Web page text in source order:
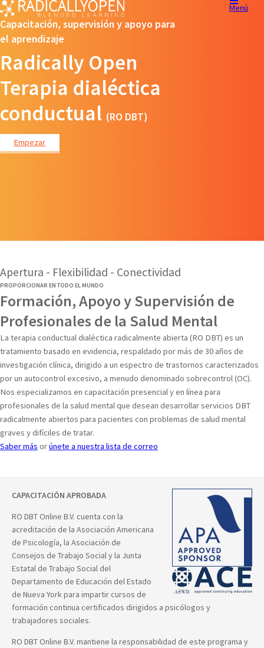
Menú
Capacitación, supervisión y apoyo para
el aprendizaje
Radically Open
Terapia dialéctica
conductual (RO DBT)
Empezar
Apertura - Flexibilidad - Conectividad
PROPORCIONAR EN TODO EL MUNDO
Formación, Apoyo y Supervisión de
Profesionales de la Salud Mental
La terapia conductual dialéctica radicalmente abierta (RO DBT) es un
tratamiento basado en evidencia, respaldado por más de 30 años de
investigación clínica, dirigido a un espectro de trastornos caracterizados
por un autocontrol excesivo, a menudo denominado sobrecontrol (OC).
Nos especializamos en capacitación presencial y en línea para
profesionales de la salud mental que desean desarrollar servicios DBT
radicalmente abiertos para pacientes con problemas de salud mental
graves y difíciles de tratar.
Saber más orúnete a nuestra lista de correo
CAPACITACIÓN APROBADA
RO DBT Online B.V. cuenta con la
acreditación de la Asociación Americana
de Psicología, la Asociación de
Consejos de Trabajo Social y la Junta
Estatal de Trabajo Social del
Departamento de Educación del Estado
de Nueva York para impartir cursos de
formación continua certificados dirigidos a psicólogos y
trabajadores sociales.
RO DBT Online B.V. mantiene la responsabilidad de este programa y